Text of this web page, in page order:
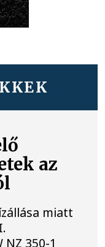
az
miatt
350-1